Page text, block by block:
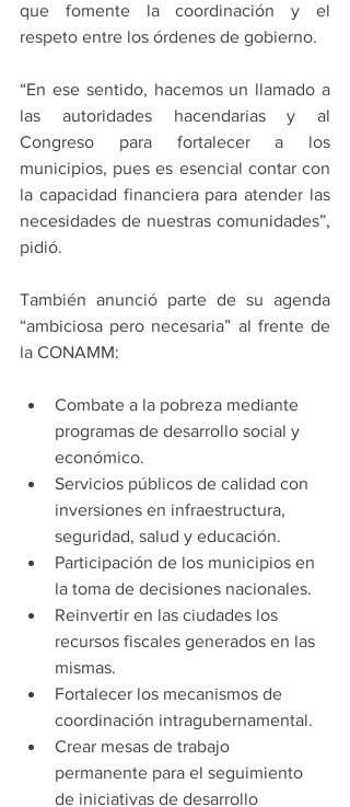
que fomente la coordinación y el
respeto entre los órdenes de gobierno.
“En ese sentido, hacemos un llamado a
las autoridades hacendarias y al
Congreso para fortalecer a los
municipios, pues es esencial contar con
la capacidad financiera para atender las
necesidades de nuestras comunidades”,
pidió.
También anunció parte de su agenda
“ambiciosa pero necesaria” al frente de
la CONAMM:
Combate a la pobreza mediante
programas de desarrollo social y
económico.
Servicios públicos de calidad con
inversiones en infraestructura,
seguridad, salud y educación.
Participación de los municipios en
la toma de decisiones nacionales.
Reinvertir en las ciudades los
recursos fiscales generados en las
mismas.
Fortalecer los mecanismos de
coordinación intragubernamental.
Crear mesas de trabajo
permanente para el seguimiento
de iniciativas de desarrollo